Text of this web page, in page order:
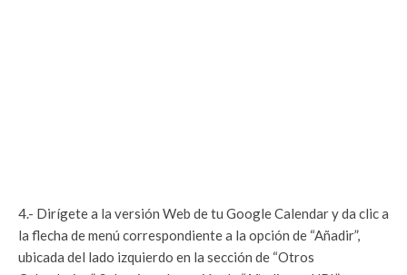
4.- Dirígete a la versión Web de tu Google Calendar y da clic a
la flecha de menú correspondiente a la opción de “Añadir”,
ubicada del lado izquierdo en la sección de “Otros